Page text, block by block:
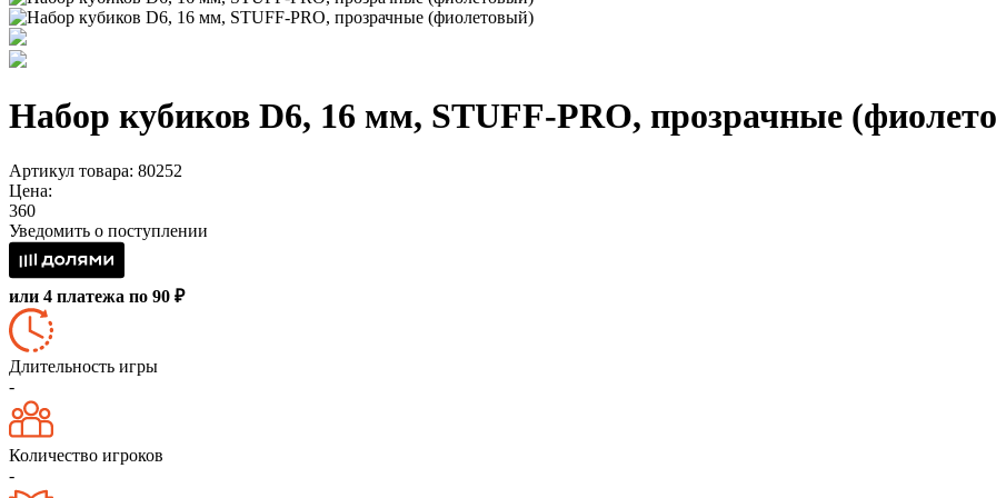
Набор кубиков D6, 16 мм, STUFF-PRO, прозрачные
Артикул товара: 80252
Цена:
360
Уведомить о поступлении
или 4 платежа по 90 ₽
Длительность игры
-
Количество игроков
-